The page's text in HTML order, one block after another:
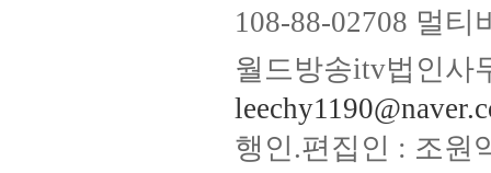
108-88-02708 멀
월드방송itv법인사
행인.편집인 : 조원